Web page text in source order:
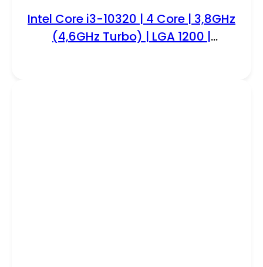
Intel Core i3-10320 | 4 Core | 3,8GHz
(4,6GHz Turbo) | LGA 1200 |